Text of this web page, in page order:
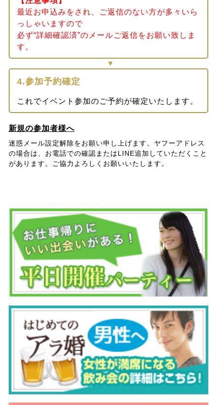
最近お申込みをされ、ご返信のない方が多々いら
っしゃいますので
必ず“詳細確認済”のメールご返信をお願い致しま
す。
4.参加予約確定
これでイベント参加のご予約が確定いたします。
新規の参加者様へ
迷惑メール設定解除をお願い申し上げます。ヤフーアドレス
の場合は、お電話での確認またはLINE追加していただくこと
があります。ご協力よろしくお願いいたします。